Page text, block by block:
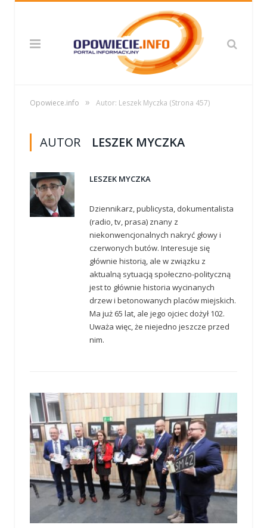
Opowiece.info » Autor: Leszek Myczka (Strona 457)
AUTOR LESZEK MYCZKA
LESZEK MYCZKA
Dziennikarz, publicysta, dokumentalista
(radio, tv, prasa) znany z
niekonwencjonalnych nakryć głowy i
czerwonych butów. Interesuje się
głównie historią, ale w związku z
aktualną sytuacją społeczno-polityczną
jest to głównie historia wycinanych
drzew i betonowanych placów miejskich.
Ma już 65 lat, ale jego ojciec dożył 102.
Uważa więc, że niejedno jeszcze przed
nim.